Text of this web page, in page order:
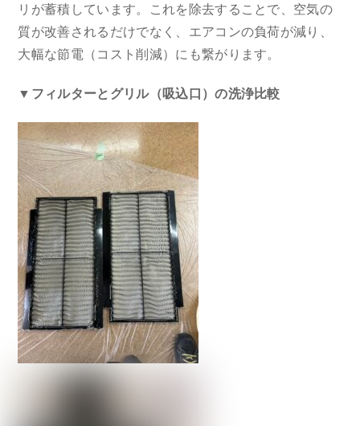
リが蓄積しています。これを除去することで、空気の
質が改善されるだけでなく、エアコンの負荷が減り、
大幅な節電（コスト削減）にも繋がります。
▼フィルターとグリル（吸込口）の洗浄比較